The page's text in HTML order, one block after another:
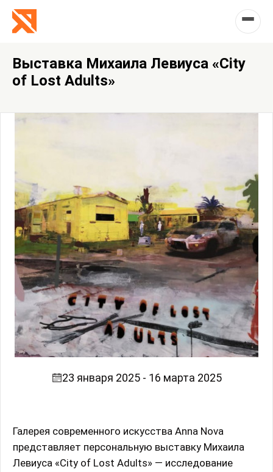
Выставка Михаила Левиуса «City
of Lost Adults»
23 января 2025 - 16 марта 2025
Галерея современного искусства Anna Nova
представляет персональную выставку Михаила
Левиуса «City of Lost Adults» — исследование